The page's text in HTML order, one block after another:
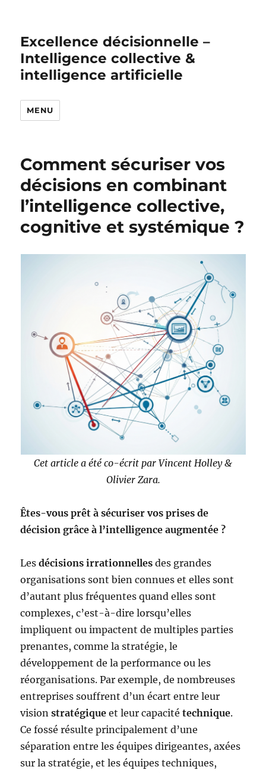
Excellence décisionnelle –
Intelligence collective &
intelligence artificielle
MENU
Comment sécuriser vos
décisions en combinant
l’intelligence collective,
cognitive et systémique ?
Cet article a été co-écrit par Vincent Holley &
Olivier Zara.
Êtes-vous prêt à sécuriser vos prises de
décision grâce à l’intelligence augmentée ?
Lesdécisions irrationnelles des grandes
organisations sont bien connues et elles sont
d’autant plus fréquentes quand elles sont
complexes, c’est-à-dire lorsqu’elles
impliquent ou impactent de multiples parties
prenantes, comme la stratégie, le
développement de la performance ou les
réorganisations. Par exemple, de nombreuses
entreprises souffrent d’un écart entre leur
visionstratégique et leur capacitétechnique.
Ce fossé résulte principalement d’une
séparation entre les équipes dirigeantes, axées
sur la stratégie, et les équipes techniques,